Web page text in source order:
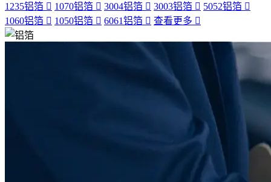
1235铝箔 1070铝箔 3004铝箔 3003铝箔
5052铝箔
1060铝箔
1050铝箔 6061铝箔 查看更多